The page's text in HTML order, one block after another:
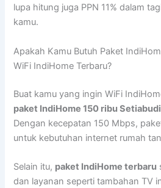
lupa hitung juga PPN 11% dalam
kamu.
Apakah Kamu Butuh Paket
WiFi IndiHome Terbaru?
Buat kamu yang ingin WiFi
paket IndiHome 150 ribu Setiabudi
Dengan kecepatan 150 Mbps,
untuk kebutuhan internet rumah
Selain itu, paket IndiHome terbaru
dan layanan seperti tambahan TV